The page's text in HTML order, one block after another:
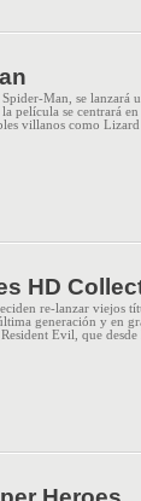
Man, se lanzará
película se centrará en
villanos como Lizard
HD
re-lanzar viejos
generación y en
Evil, que desde